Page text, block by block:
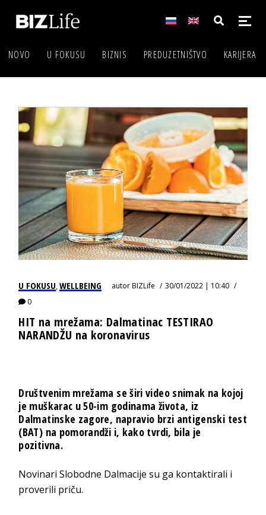
NOVO U FOKUSU BIZNIS PREDUZETNIŠTVO KARIJERA
U FOKUSU,WELLBEING autorBIZLife
30/01/2022 | 10:40
0
HIT na mrežama: Dalmatinac TESTIRAO
NARANDŽU na koronavirus
Društvenim mrežama se širi video snimak na kojoj
je muškarac u 50-im godinama života, iz
Dalmatinske zagore, napravio brzi antigenski test
(BAT) na pomorandži i, kako tvrdi, bila je
pozitivna.
Novinari Slobodne Dalmacije su ga kontaktirali i
proverili priču.